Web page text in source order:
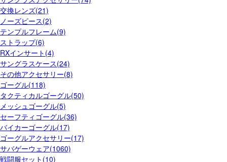
交換レンズ(21)
ノーズピース(2)
テンプルフレーム(9)
ストラップ(6)
RXインサート(4)
サングラスケース(24)
その他アクセサリー(8)
ゴーグル(118)
タクティカルゴーグル(50)
メッシュゴーグル(5)
セーフティゴーグル(36)
バイカーゴーグル(17)
ゴーグルアクセサリー(17)
サバゲーウェア(1060)
戦闘服セット(10)